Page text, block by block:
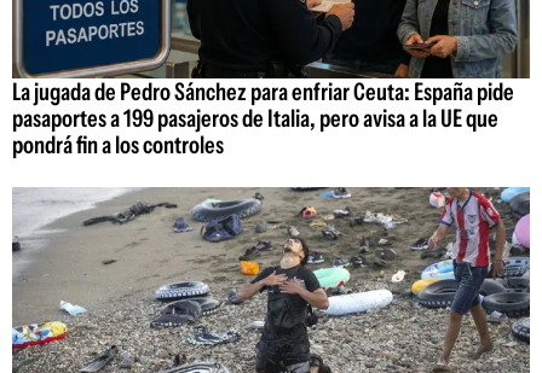
La jugada de Pedro Sánchez para enfriar Ceuta: España pide
pasaportes a 199 pasajeros de Italia, pero avisa a la UE que
pondrá fin a los controles